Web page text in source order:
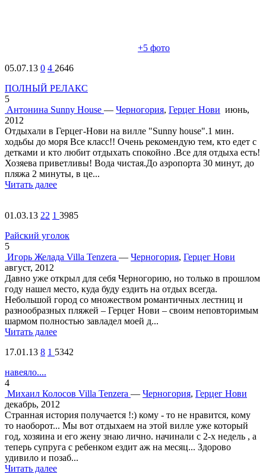
+5 фото
05.07.13 0 4 2646
ПОЛНЫЙ РЕЛАКС
5
Aнтонина Sunny House — Черногория, Герцег Нови июнь,
2012
Отдыхали в Герцег-Нови на вилле "Sunny house".1 мин.
ходьбы до моря Все класс!! Очень рекомендую тем, кто едет с
детками и кто любит отдыхать спокойно .Все для отдыха есть!
Хозяева приветливы! Вода чистая.До аэропорта 30 минут, до
пляжа 2 минуты, в це...
Читать далее
01.03.13 22 1 3985
Райский уголок
5
Игорь Желада Villa Tenzera — Черногория, Герцег Нови
август, 2012
Давно уже открыл для себя Черногорию, но только в прошлом
году нашел место, куда буду ездить на отдых всегда.
Небольшой город со множеством романтичных лестниц и
разнообразных пляжей – Герцег Нови – своим неповторимым
шармом полностью завладел моей д...
Читать далее
17.01.13 8 1 5342
навеяло....
4
Михаил Колосов Villa Tenzera — Черногория, Герцег Нови
декабрь, 2012
Странная история получается !:) кому - то не нравится, кому
то наоборот... Мы вот отдыхаем на этой вилле уже который
год, хозяина и его жену знаю лично. начинали с 2-х недель , а
теперь супруга с ребенком ездит аж на месяц... Здорово
удивило и позаб...
Читать далее